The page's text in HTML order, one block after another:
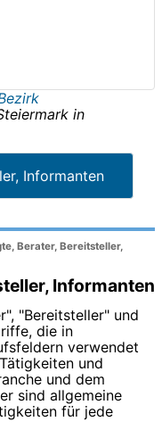
in
Informanten
Berater, Bereitsteller,
Informanten
"Bereitsteller" und
die in
verwendet
und
und dem
sind allgemeine
für jede